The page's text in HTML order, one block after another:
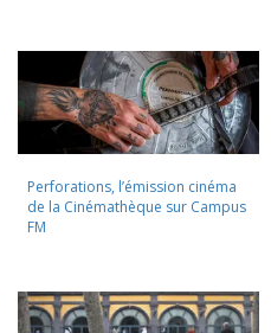
Perforations, l’émission cinéma
de la Cinémathèque sur Campus
FM